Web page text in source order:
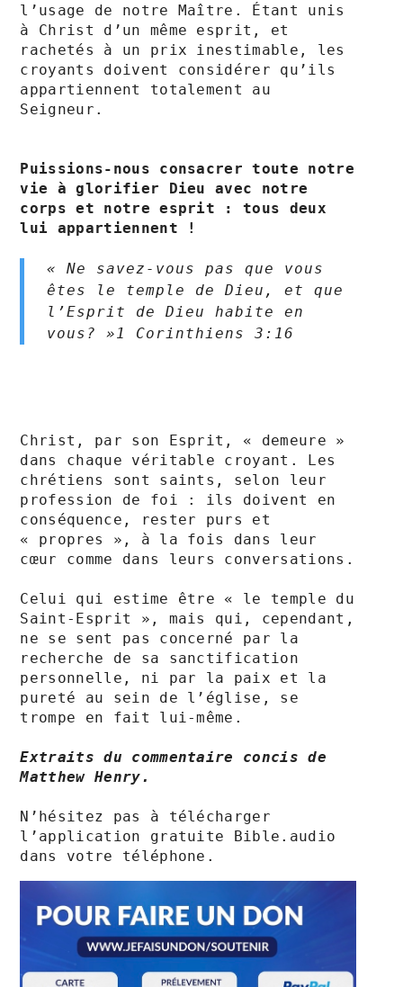
l’usage de notre Maître. Étant unis
à Christ d’un même esprit, et
rachetés à un prix inestimable, les
croyants doivent considérer qu’ils
appartiennent totalement au
Seigneur.
Puissions-nous consacrer toute notre
vie à glorifier Dieu avec notre
corps et notre esprit : tous deux
lui appartiennent !
« Ne savez-vous pas que vous
êtes le temple de Dieu, et que
l’Esprit de Dieu habite en
vous? »1 Corinthiens‬ ‭3‬:‭16‬ ‭
Christ, par son Esprit, « demeure »
dans chaque véritable croyant. Les
chrétiens sont saints, selon leur
profession de foi : ils doivent en
conséquence, rester purs et
« propres », à la fois dans leur
cœur comme dans leurs conversations.
Celui qui estime être « le temple du
Saint-Esprit », mais qui, cependant,
ne se sent pas concerné par la
recherche de sa sanctification
personnelle, ni par la paix et la
pureté au sein de l’église, se
trompe en fait lui-même.
Extraits du commentaire concis de
Matthew Henry.
N’hésitez pas à télécharger
l’application gratuite Bible.audio